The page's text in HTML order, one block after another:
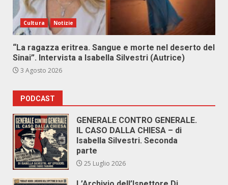
Cultura Notizie
“La ragazza eritrea. Sangue e morte nel deserto del
Sinai”. Intervista a Isabella Silvestri (Autrice)
3 Agosto 2026
PODCAST
GENERALE CONTRO GENERALE.
IL CASO DALLA CHIESA – di
Isabella Silvestri. Seconda
parte
25 Luglio 2026